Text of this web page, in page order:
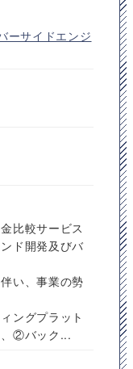
ーサイドエンジ
比較サービス
ド開発及びバ
い、事業の勢
ングプラット
②バック...